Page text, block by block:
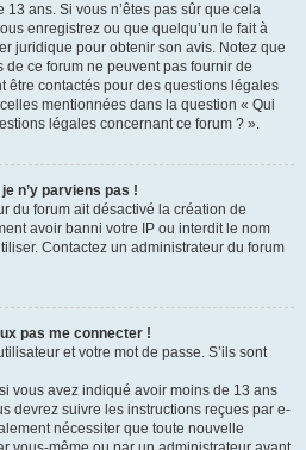
ans. Si vous n’êtes pas sûr que cela
enregistrez ou que quelqu’un le fait à
juridique pour obtenir son avis. Notez que
ce forum ne peuvent pas fournir de
être contactés pour des questions légales
mentionnées dans la question « Qui
légales concernant ce forum ? ».
n’y parviens pas !
du forum ait désactivé la création de
avoir banni votre IP ou interdit le nom
Contactez un administrateur du forum
pas me connecter !
et votre mot de passe. S’ils sont
vous avez indiqué avoir moins de 13 ans
devrez suivre les instructions reçues par e-
nécessiter que toute nouvelle